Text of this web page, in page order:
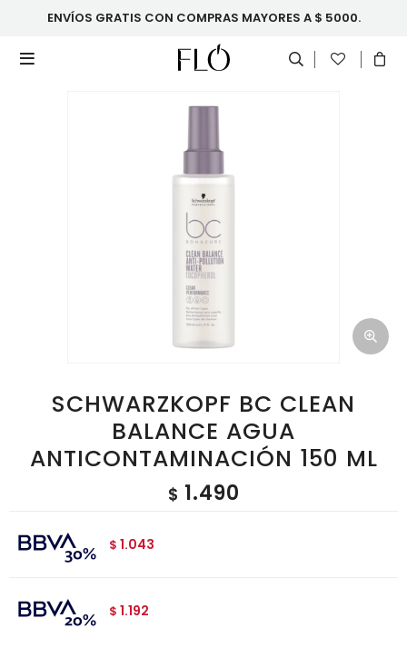
ENVÍOS GRATIS CON COMPRAS MAYORES A $ 5000.

SCHWARZKOPF BC CLEAN
BALANCE AGUA
ANTICONTAMINACIÓN 150 ML
$ 1.490
$ 1.043
$ 1.192